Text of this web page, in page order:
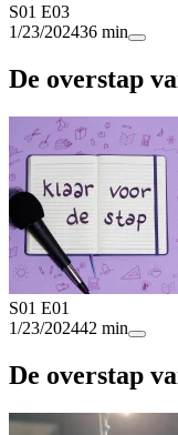
S01 E03
1/23/202436 min
De overstap
S01 E01
1/23/202442 min
De overstap